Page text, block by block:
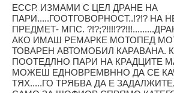
ЕССР. ИЗМАМИ С ЦЕЛ ДРАНЕ НА
ПАРИ.....ГООТГОВОРНОСТ..!?!? НА
ПРЕДМЕТ- МПС.
АКО ИМАШ РЕМАРКЕ МОТОПЕД
ТОВАРЕН АВТОМОБИЛ КАРАВАНА.
ПООТЕДЛНО ПАРИ НА КРАДЦИТЕ
МОЖЕШ ЕДНОВРЕМВННО ДА СЕ
ТЯХ.....ГО ТРЯБВА ДА Е